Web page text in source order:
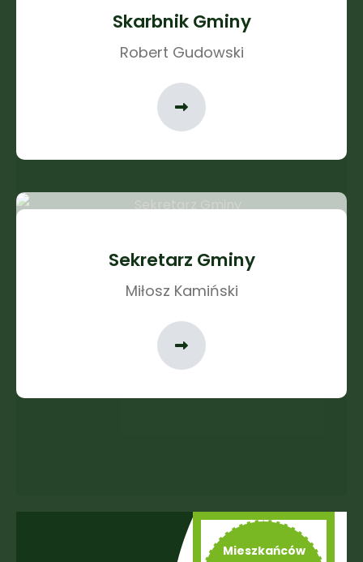
Skarbnik Gminy
Robert Gudowski
Sekretarz Gminy
Miłosz Kamiński
Mieszkańców